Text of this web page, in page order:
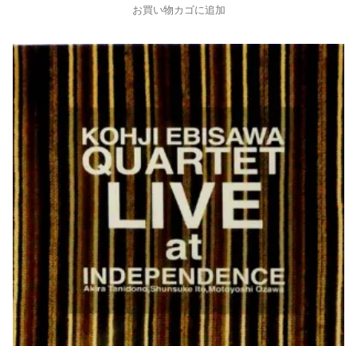
お買い物カゴに追加